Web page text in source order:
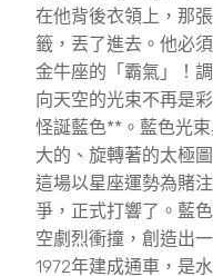
在他背後衣領上，那
籤，丟了進去。他必
金牛座的「霸氣」！
向天空的光束不再是
怪誕藍色**。藍色光
大的、旋轉著的太極
這場以星座運勢為賭
爭，正式打響了。藍
空劇烈衝撞，創造出
1972年建成通車，是